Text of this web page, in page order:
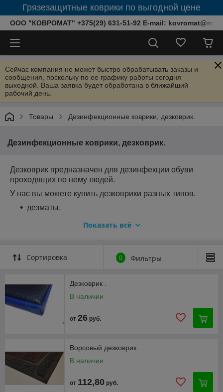
Грязезащитные коврики по выгодной цене
ООО "КОВРОМАТ" +375(29) 631-51-92 E-mail:
Сейчас компания не может быстро обрабатывать заказы и
сообщения, поскольку по ее графику работы сегодня
выходной. Ваша заявка будет обработана в ближайший
рабочий день.
Товары Дезинфекционные коврики, дезковрик.
Дезинфекционные коврики, дезковрик.
Дезковрик предназначен для дезинфекции обуви
проходящих по нему людей.
У нас вы можете купить дезковрики разных типов.
дезматы,
дезинфекционные коврики ворсовые,
Показать всё
Сортировка 0 Фильтры
Дезковрик .
В наличии
от 26 руб.
Ворсовый дезковрик.
В наличии
от 112,80 руб.